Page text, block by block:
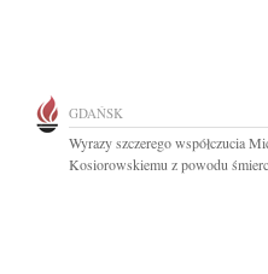
GDAŃSK
Wyrazy szczerego współczucia
Kosiorowskiemu z powodu